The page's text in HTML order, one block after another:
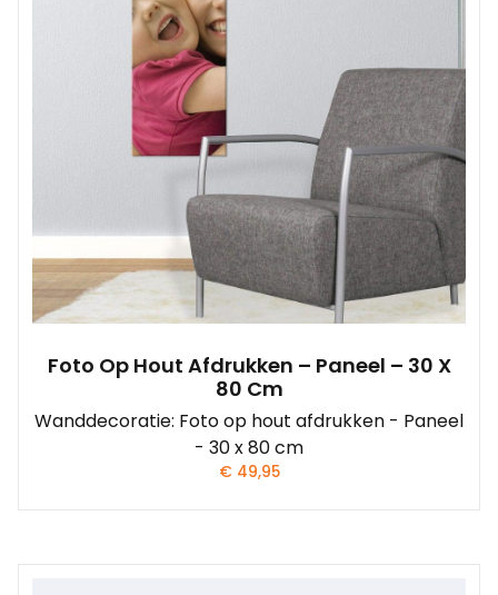
Foto Op Hout Afdrukken – Paneel – 30 X
80 Cm
Wanddecoratie: Foto op hout afdrukken - Paneel
- 30 x 80 cm
€49,95